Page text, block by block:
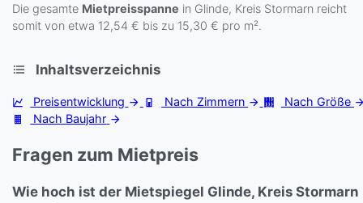
Die gesamte Mietpreisspanne in Glinde, Kreis Stormarn reicht
somit von etwa 12,54 € bis zu 15,30 € pro m².
Inhaltsverzeichnis
Preisentwicklung Nach Zimmern
Nach Größe
Nach Baujahr
Fragen zum Mietpreis
Wie hoch ist der Mietspiegel Glinde, Kreis Stormarn